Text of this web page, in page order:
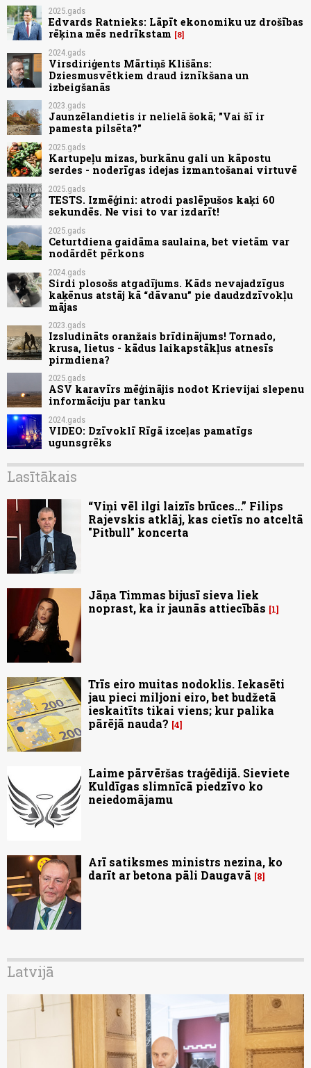
2025.gads
Edvards Ratnieks: Lāpīt ekonomiku uz drošības
rēķina mēs nedrīkstam
8
2024.gads
Virsdiriģents Mārtiņš Klišāns:
Dziesmusvētkiem draud iznīkšana un
izbeigšanās
2023.gads
Jaunzēlandietis ir nelielā šokā; "Vai šī ir
pamesta pilsēta?"
2025.gads
Kartupeļu mizas, burkānu gali un kāpostu
serdes - noderīgas idejas izmantošanai virtuvē
2025.gads
TESTS. Izmēģini: atrodi paslēpušos kaķi 60
sekundēs. Ne visi to var izdarīt!
2025.gads
Ceturtdiena gaidāma saulaina, bet vietām var
nodārdēt pērkons
2024.gads
Sirdi plosošs atgadījums. Kāds nevajadzīgus
kaķēnus atstāj kā “dāvanu” pie daudzdzīvokļu
mājas
2023.gads
Izsludināts oranžais brīdinājums! Tornado,
krusa, lietus - kādus laikapstākļus atnesīs
pirmdiena?
2025.gads
ASV karavīrs mēģinājis nodot Krievijai slepenu
informāciju par tanku
2024.gads
VIDEO: Dzīvoklī Rīgā izceļas pamatīgs
ugunsgrēks
Lasītākais
“Viņi vēl ilgi laizīs brūces...” Filips
Rajevskis atklāj, kas cietīs no atceltā
"Pitbull" koncerta
Jāņa Timmas bijusī sieva liek
noprast, ka ir jaunās attiecībās
1
Trīs eiro muitas nodoklis. Iekasēti
jau pieci miljoni eiro, bet budžetā
ieskaitīts tikai viens; kur palika
pārējā nauda? 4
Laime pārvēršas traģēdijā. Sieviete
Kuldīgas slimnīcā piedzīvo ko
neiedomājamu
Arī satiksmes ministrs nezina, ko
darīt ar betona pāli Daugavā
8
Latvijā